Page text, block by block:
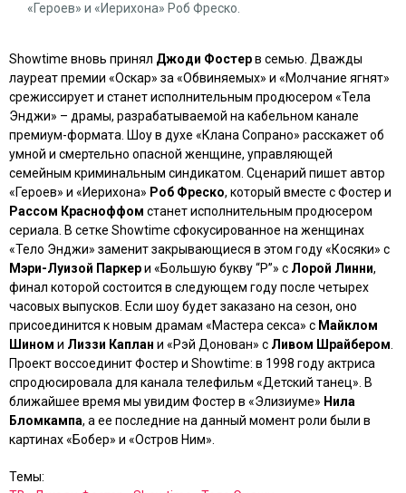
«Героев» и «Иерихона» Роб Фреско.
Showtime вновь принял Джоди Фостерв семью. Дважды
лауреат премии «Оскар» за «Обвиняемых» и «Молчание ягнят»
срежиссирует и станет исполнительным продюсером «Тела
Энджи» – драмы, разрабатываемой на кабельном канале
премиум-формата. Шоу в духе «Клана Сопрано» расскажет об
умной и смертельно опасной женщине, управляющей
семейным криминальным синдикатом. Сценарий пишет автор
«Героев» и «Иерихона» Роб Фреско, который вместе с Фостер и
Рассом Красноффом станет исполнительным продюсером
сериала. В сетке Showtime сфокусированное на женщинах
«Тело Энджи» заменит закрывающиеся в этом году«Косяки» с
Мэри-Луизой Паркери «Большую букву “Р”» с Лорой Линни,
финал которой состоится в следующем году после четырех
часовых выпусков. Если шоу будет заказано на сезон, оно
присоединится к новым драмам «Мастера секса» с Майклом
Шином и Лиззи Каплан и «Рэй Донован» с Ливом Шрайбером
Проект воссоединит Фостер и Showtime: в 1998 году актриса
спродюсировала для канала телефильм «Детский танец» . В
ближайшее время мы увидим Фостер в «Элизиуме» Нила
Бломкампа, а ее последние на данный момент роли были в
картинах«Бобер» и «Остров Ним»
Темы: